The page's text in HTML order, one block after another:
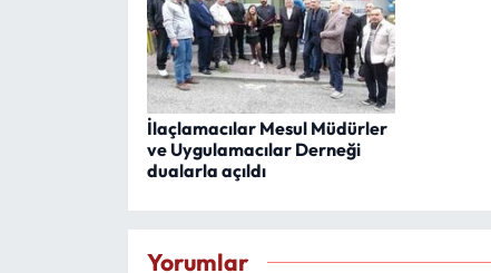
İlaçlamacılar Mesul Müdürler
ve Uygulamacılar Derneği
dualarla açıldı
Yorumlar